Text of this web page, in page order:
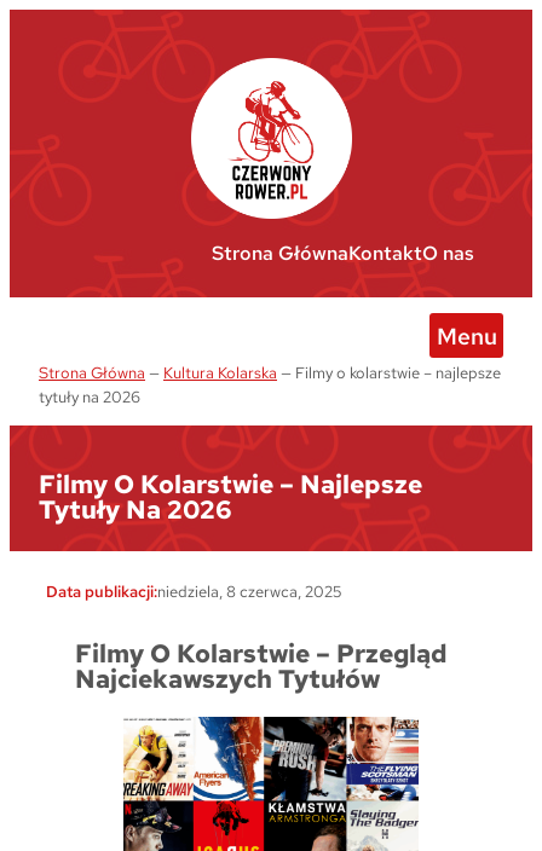
Strona GłównaKontaktO nas
Menu
Strona Główna — Kultura Kolarska — Filmy o kolarstwie – najlepsze
tytuły na 2026
Filmy O Kolarstwie – Najlepsze
Tytuły Na 2026
Data publikacji:niedziela, 8 czerwca, 2025
Filmy O Kolarstwie – Przegląd
Najciekawszych Tytułów